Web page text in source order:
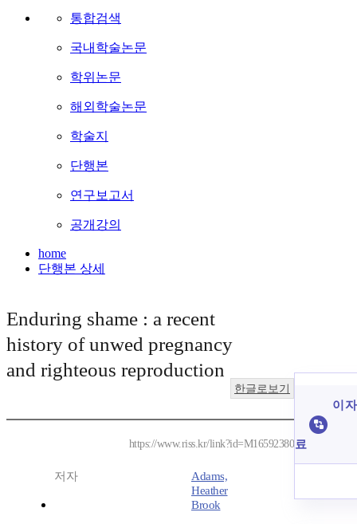
통합검색
국내학술논문
학위논문
해외학술논문
학술지
단행본
연구보고서
공개강의
home
단행본 상세
Enduring shame : a recent
history of unwed pregnancy
and righteous reproduction
한글로보기
https://www.riss.kr/link?id=M16592380
저자
Adams,
Heather
Brook
이
료